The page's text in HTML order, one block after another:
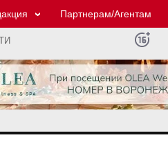
Партнерам/Агентам